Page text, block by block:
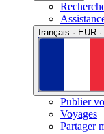
français · EUR
Publier
Voyages
Partager